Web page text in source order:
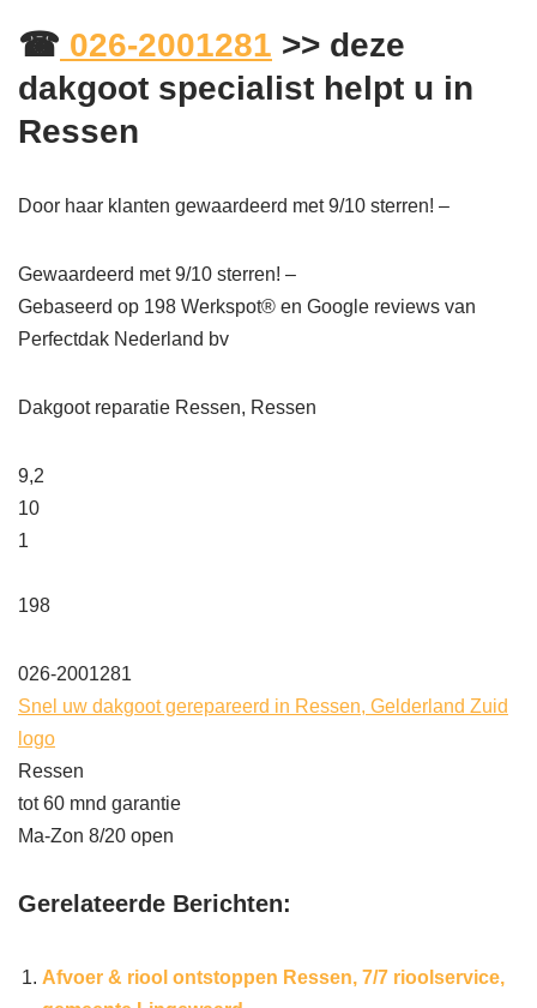
☎ 026-2001281 >> deze
dakgoot specialist helpt u in
Ressen
Door haar klanten gewaardeerd met 9/10 sterren! –
Gewaardeerd met 9/10 sterren! –
Gebaseerd op 198 Werkspot® en Google reviews van
Perfectdak Nederland bv
Dakgoot reparatie Ressen, Ressen
9,2
10
1
198
026-2001281
Snel uw dakgoot gerepareerd in Ressen, Gelderland Zuid
logo
Ressen
tot 60 mnd garantie
Ma-Zon 8/20 open
Gerelateerde Berichten:
Afvoer & riool ontstoppen Ressen, 7/7 rioolservice,